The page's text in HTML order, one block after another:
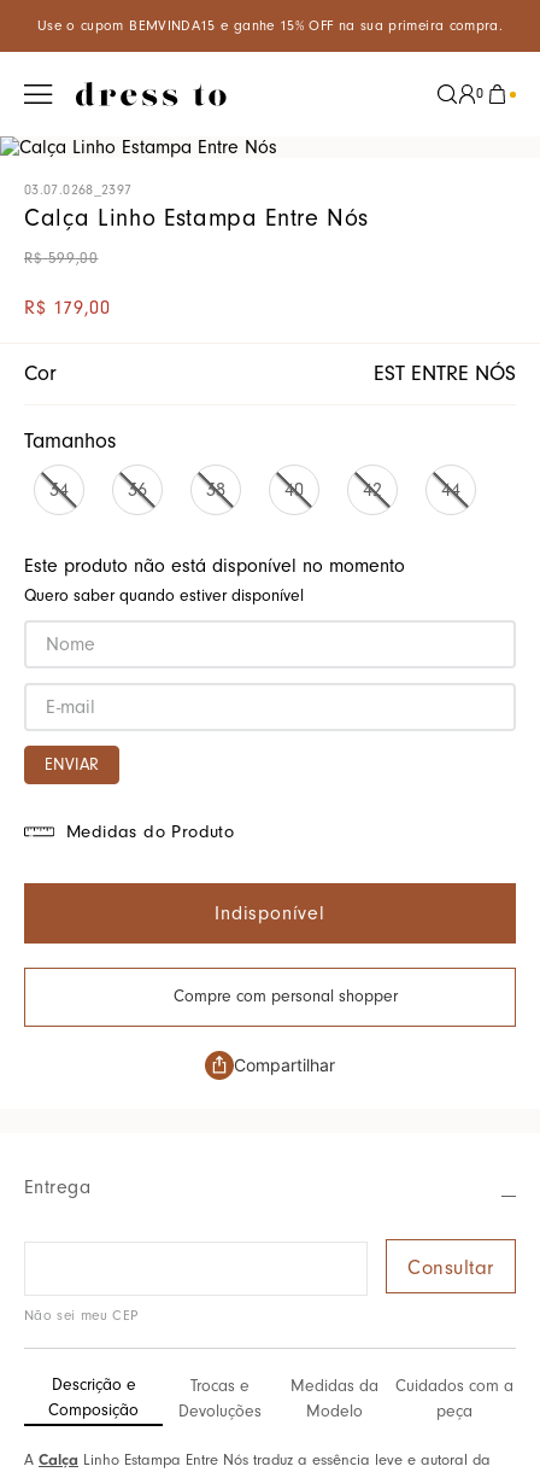
BEMVINDA15 e ganhe 15% OFF na sua primeira compra.
0
03.07.0268_2397
Calça Linho Estampa Entre Nós
R$ 599,00
R$ 179,00
Cor EST ENTRE NÓS
Tamanhos
34 36 38 40 42 44
Este produto não está disponível no momento
Quero saber quando estiver disponível
ENVIAR
Medidas do Produto
Indisponível
Compre com personal shopper
Compartilhar
Entrega
Não sei meu CEP
Descrição e
Composição
Trocas e
Devoluções
Medidas da
Modelo
Cuidados com a
peça
A Calça Linho Estampa Entre Nós traduz a essência leve e autoral da